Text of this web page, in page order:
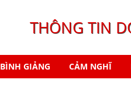
THÔNG TIN
BÌNH GIẢNG CẢM NGHĨ